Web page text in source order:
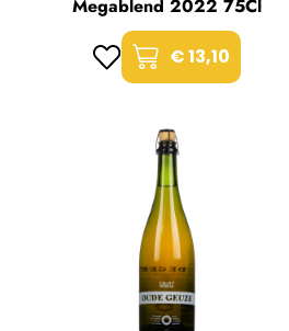
Megablend 2022 75Cl
€ 13,10